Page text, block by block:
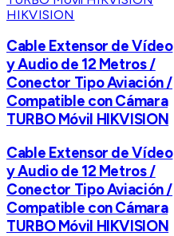
HIKVISION
Cable Extensor de Vídeo
y Audio de 12 Metros /
Conector Tipo Aviación /
Compatible con Cámara
TURBO Móvil HIKVISION
Cable Extensor de Vídeo
y Audio de 12 Metros /
Conector Tipo Aviación /
Compatible con Cámara
TURBO Móvil HIKVISION